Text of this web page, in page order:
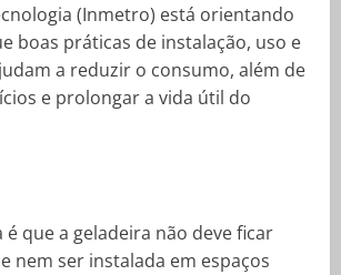
(Inmetro) está orientando
boas práticas de instalação, uso e
a reduzir o consumo, além de
e prolongar a vida útil do
que a geladeira não deve ficar
nem ser instalada em espaços